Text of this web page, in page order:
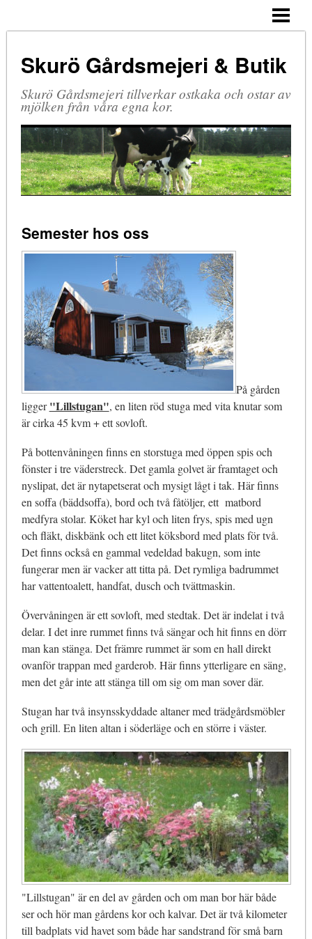
SORTIMENT
ÖPPETTIDER
GÅRDEN
BO PÅ LANTGÅRD
ÖPPEN GÅRD
Skurö Gårdsmejeri & Butik
Skurö Gårdsmejeri tillverkar ostkaka och ostar av
mjölken från våra egna kor.
Semester hos oss
På gården
ligger"Lillstugan", en liten röd stuga med vita knutar som
är cirka 45 kvm + ett sovloft.
På bottenvåningen finns en storstuga med öppen spis och
fönster i tre väderstreck. Det gamla golvet är framtaget och
nyslipat, det är nytapetserat och mysigt lågt i tak. Här finns
en soffa (bäddsoffa), bord och två fåtöljer, ett matbord
medfyra stolar. Köket har kyl och liten frys, spis med ugn
och fläkt, diskbänk och ett litet köksbord med plats för två.
Det finns också en gammal vedeldad bakugn, som inte
fungerar men är vacker att titta på. Det rymliga badrummet
har vattentoalett, handfat, dusch och tvättmaskin.
Övervåningen är ett sovloft, med stedtak. Det är indelat i två
delar. I det inre rummet finns två sängar och hit finns en dörr
man kan stänga. Det främre rummet är som en hall direkt
ovanför trappan med garderob. Här finns ytterligare en säng,
men det går inte att stänga till om sig om man sover där.
Stugan har två insynsskyddade altaner med trädgårdsmöbler
och grill. En liten altan i söderläge och en större i väster.
"Lillstugan" är en del av gården och om man bor här både
ser och hör man gårdens kor och kalvar. Det är två kilometer
till badplats vid havet som både har sandstrand för små barn